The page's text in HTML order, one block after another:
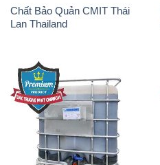
Chất Bảo Quản CMIT Thái
Lan Thailand